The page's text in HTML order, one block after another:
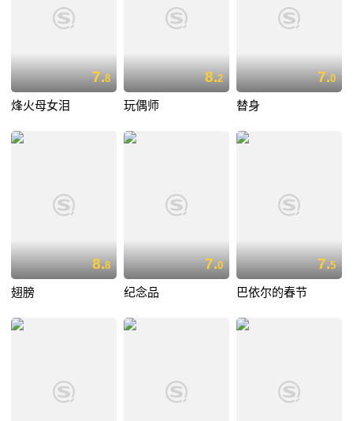
7.8
烽火母女泪
8.2
玩偶师
7.0
替身
8.8
翅膀
7.0
纪念品
7.5
巴依尔的春节